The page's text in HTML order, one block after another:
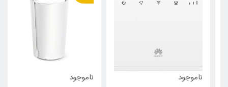
ناموجود ناموجود